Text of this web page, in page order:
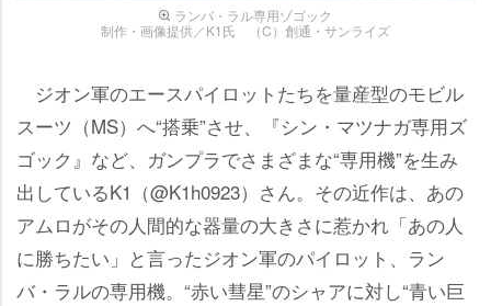
ランバ・ラル専用ゾゴック
制作・画像提供／K1氏 （C）創通・サンライズ
ジオン軍のエースパイロットたちを量産型のモビル
スーツ（MS）へ“搭乗”させ、『シン・マツナガ専用ズ
ゴック』など、ガンプラでさまざまな“専用機”を生み
出しているK1（@K1h0923）さん。その近作は、あの
アムロがその人間的な器量の大きさに惹かれ「あの人
に勝ちたい」と言ったジオン軍のパイロット、ラン
バ・ラルの専用機。“赤い彗星”のシャアに対し“青い巨